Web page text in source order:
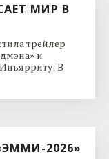
МИР В
трейлер
и
В
2026»